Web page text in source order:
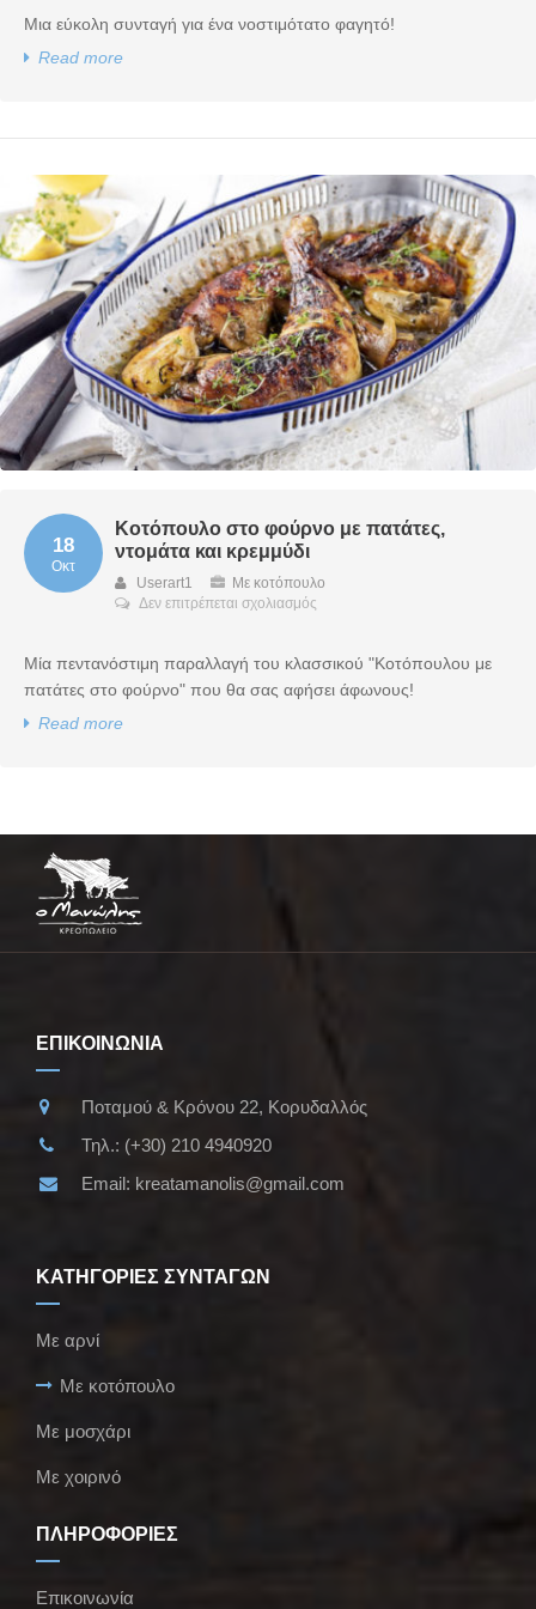
Κοτόπουλο
Μια εύκολη συνταγή για ένα νοστιμότατο φαγητό!
Read more
18
Οκτ
Κοτόπουλο στο φούρνο με πατάτες,
ντομάτα και κρεμμύδι
Userart1
Με κοτόπουλο
Δεν επιτρέπεται σχολιασμός
φούρνο
με
πατάτες,
Μία πεντανόστιμη παραλλαγή του κλασσικού "Κοτόπουλου με
πατάτες στο φούρνο" που θα σας αφήσει άφωνους!
Read more
ΕΠΙΚΟΙΝΩΝΙΑ
Ποταμού & Κρόνου 22, Κορυδαλλός
Τηλ.: (+30) 210 4940920
Email: kreatamanolis@gmail.com
ΚΑΤΗΓΟΡΙΕΣ ΣΥΝΤΑΓΩΝ
Με αρνί
Με κοτόπουλο
Με μοσχάρι
Με χοιρινό
ΠΛΗΡΟΦΟΡΙΕΣ
Επικοινωνία